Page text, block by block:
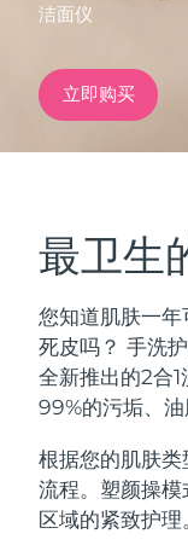
洁面仪
立即购买
最卫生
您知道肌肤一
死皮吗？ 手洗
全新推出的2合
99%的污垢、油
根据您的肌肤
流程。塑颜操
区域的紧致护理
红光疗法
面部清洁
Anti-
补水保湿
德国
加拿大
奥地利
比利时
百慕大
波斯尼亚和黑塞
文莱